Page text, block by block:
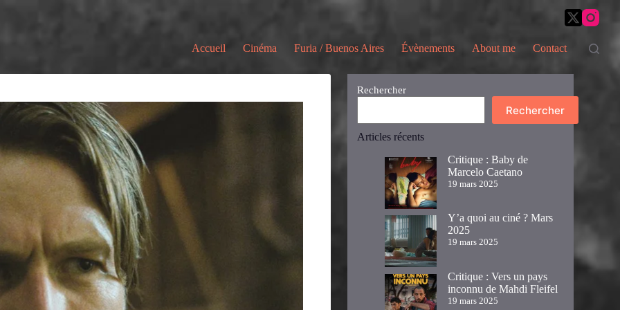
Accueil Cinéma Furia / Buenos Aires Évènements About me Contact
Rechercher
Rechercher
Articles récents
Critique : Baby de
Marcelo Caetano
19 mars 2025
Y’a quoi au ciné ? Mars
2025
19 mars 2025
Critique : Vers un pays
inconnu de Mahdi Fleifel
19 mars 2025